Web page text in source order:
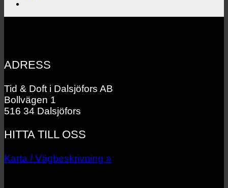
ADRESS
Tid & Doft i Dalsjöfors AB
Bollvägen 1
516 34 Dalsjöfors
HITTA TILL OSS
Karta / Vägbeskrivning »